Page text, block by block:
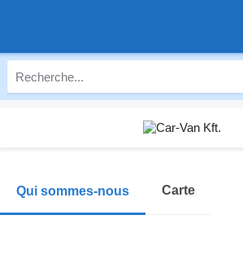
Qui sommes-nous Carte